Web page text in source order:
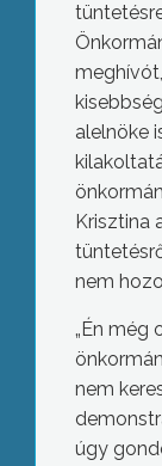
alelnöke
Krisztina
nem
„Én még
nem
úgy